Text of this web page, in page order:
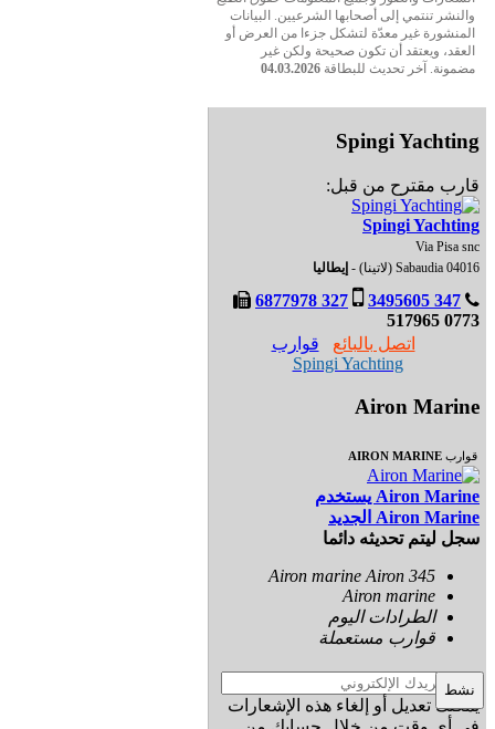
والنشر تنتمي إلى أصحابها الشرعيين. البيانات
المنشورة غير معدّة لتشكل جزءا من العرض أو
العقد، ويعتقد أن تكون صحيحة ولكن غير
مضمونة. آخر تحديث للبطاقة 04.03.2026
Spingi Yachting
قارب مقترح من قبل:
Spingi Yachting
Via Pisa snc
04016 Sabaudia (لاتينا) -
إيطاليا
347 3495605
327 6877978
0773 517965
اتصل بالبائع
قوارب
Spingi Yachting
Airon Marine
قوارب AIRON MARINE
Airon Marine يستخدم
Airon Marine الجديد
سجل ليتم تحديثه دائما
Airon marine Airon 345
Airon marine
الطرادات اليوم
قوارب مستعملة
نشط
يمكنك تعديل أو إلغاء هذه الإشعارات